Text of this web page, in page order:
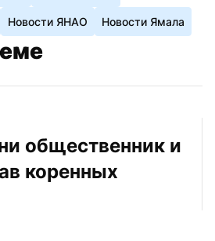
Новости ЯНАО Новости Ямала
общественник и
коренных